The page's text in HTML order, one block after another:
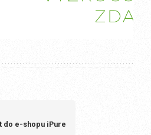
do e-shopu iPure